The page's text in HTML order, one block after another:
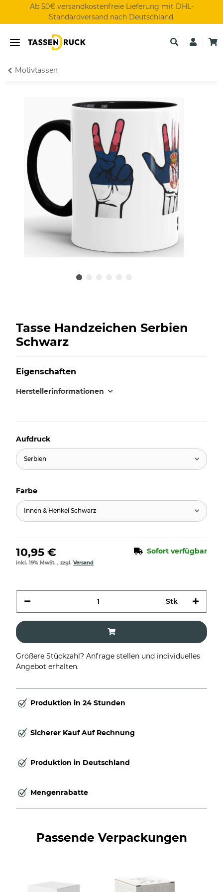
Ab 50€ versandkostenfreie Lieferung mit DHL-
Standardversand nach Deutschland.
Motivtassen
Tasse Handzeichen Serbien
Schwarz
Eigenschaften
Herstellerinformationen
Aufdruck
Serbien
Farbe
Innen & Henkel Schwarz
10,95 € Sofort verfügbar
inkl. 19% MwSt. , zzgl. Versand
Stk
Größere Stückzahl? Anfrage stellen und individuelles
Angebot erhalten.
Produktion in 24 Stunden
Sicherer Kauf Auf Rechnung
Produktion in Deutschland
Mengenrabatte
Passende Verpackungen